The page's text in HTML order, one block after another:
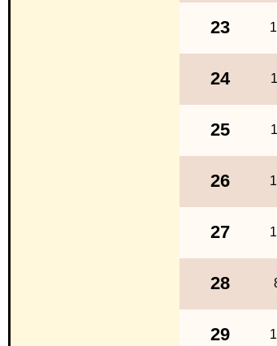
23
24
25
26
27
28
29